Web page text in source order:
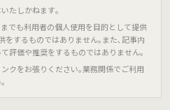
たしかねます｡
でも利用者の個人使用を目的として提供
をするものではありません｡また､記事内
評価や推奨をするものではありません｡
クをお張りください｡業務関係でご利用